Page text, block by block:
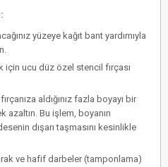
yüzeye kağıt bant yardımıyla
için ucu düz özel stencil fırçası
aldığınız fazla boyayı bir
azaltın. Bu işlem, boyanın
dışarı taşmasını kesinlikle
ve hafif darbeler (tamponlama)